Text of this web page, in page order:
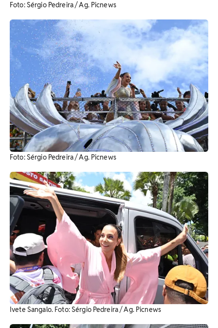
Foto: Sérgio Pedreira / Ag. Picnews
Foto: Sérgio Pedreira / Ag. Picnews
Ivete Sangalo. Foto: Sérgio Pedreira / Ag. Picnews